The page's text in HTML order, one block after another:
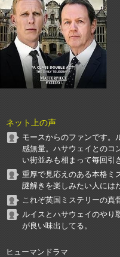
ネット上の声
モースからのファンです。
感無量。ハサウェイとのコ
い街並みも相まって毎回引
重厚で見応えのある本格ミ
謎解きを楽しみたい人には
これぞ英国ミステリーの真
ルイスとハサウェイのやり
が良い味出してる。
ヒューマンドラマ